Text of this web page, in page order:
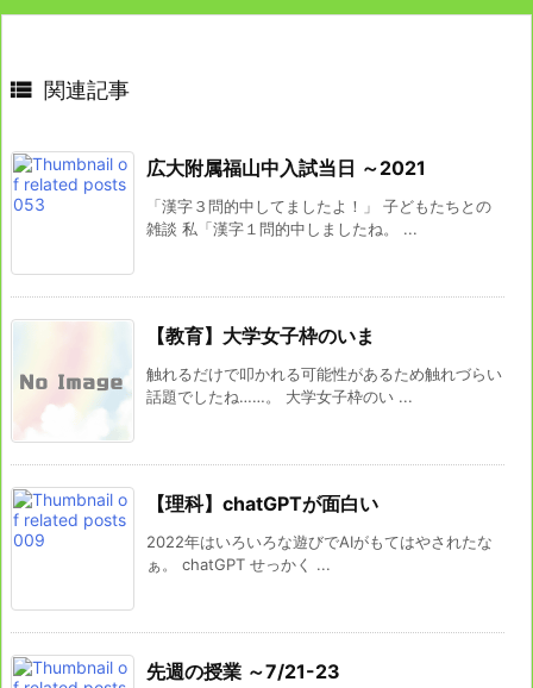
 関連記事
広大附属福山中入試当日 ～2021
「漢字３問的中してましたよ！」 子どもたちとの
雑談 私「漢字１問的中しましたね。 ...
【教育】大学女子枠のいま
触れるだけで叩かれる可能性があるため触れづらい
話題でしたね……。 大学女子枠のい ...
【理科】chatGPTが面白い
2022年はいろいろな遊びでAIがもてはやされたな
ぁ。 chatGPT せっかく ...
先週の授業 ～7/21-23